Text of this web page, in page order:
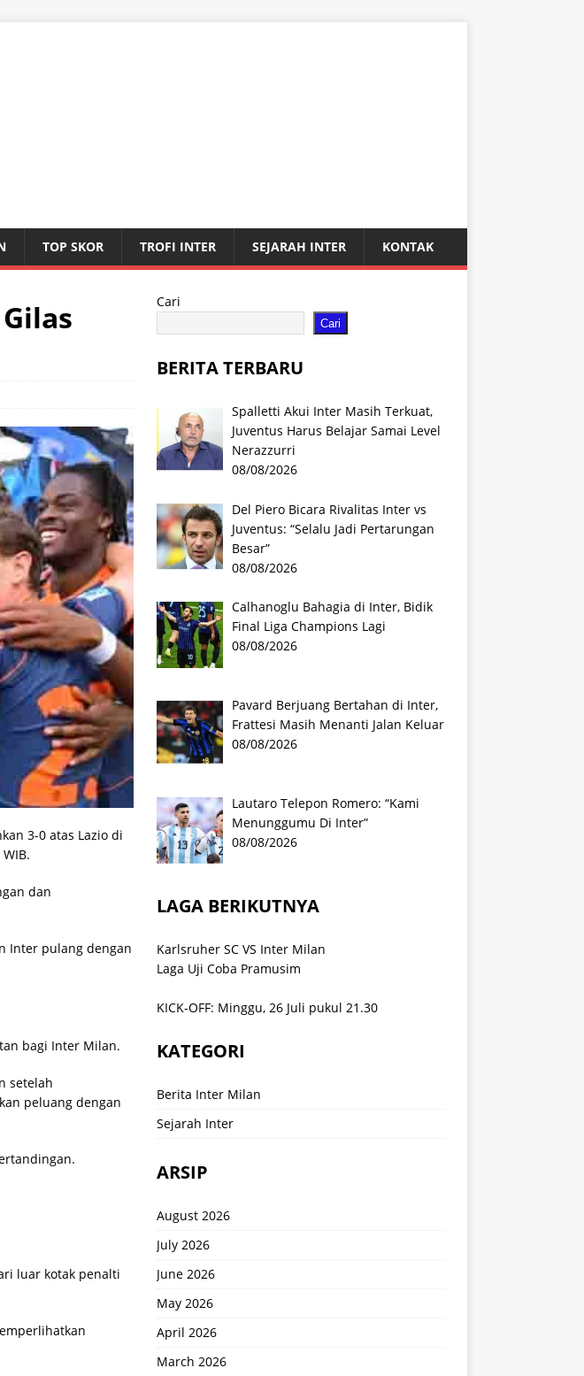
TOP SKOR TROFI INTER SEJARAH INTER KONTAK
3-0 atas Lazio di
dan
Inter pulang dengan
bagi Inter Milan.
setelah
peluang dengan
luar kotak penalti
Cari
Cari
BERITA TERBARU
Spalletti Akui Inter Masih Terkuat,
Juventus Harus Belajar Samai Level
Nerazzurri
08/08/2026
Del Piero Bicara Rivalitas Inter vs
Juventus: “Selalu Jadi Pertarungan
Besar”
08/08/2026
Calhanoglu Bahagia di Inter, Bidik
Final Liga Champions Lagi
08/08/2026
Pavard Berjuang Bertahan di Inter,
Frattesi Masih Menanti Jalan Keluar
08/08/2026
Lautaro Telepon Romero: “Kami
Menunggumu Di Inter”
08/08/2026
LAGA BERIKUTNYA
Karlsruher SC VS Inter Milan
Laga Uji Coba Pramusim
KICK-OFF: Minggu, 26 Juli pukul 21.30
KATEGORI
Berita Inter Milan
Sejarah Inter
ARSIP
August 2026
July 2026
June 2026
May 2026
April 2026
March 2026